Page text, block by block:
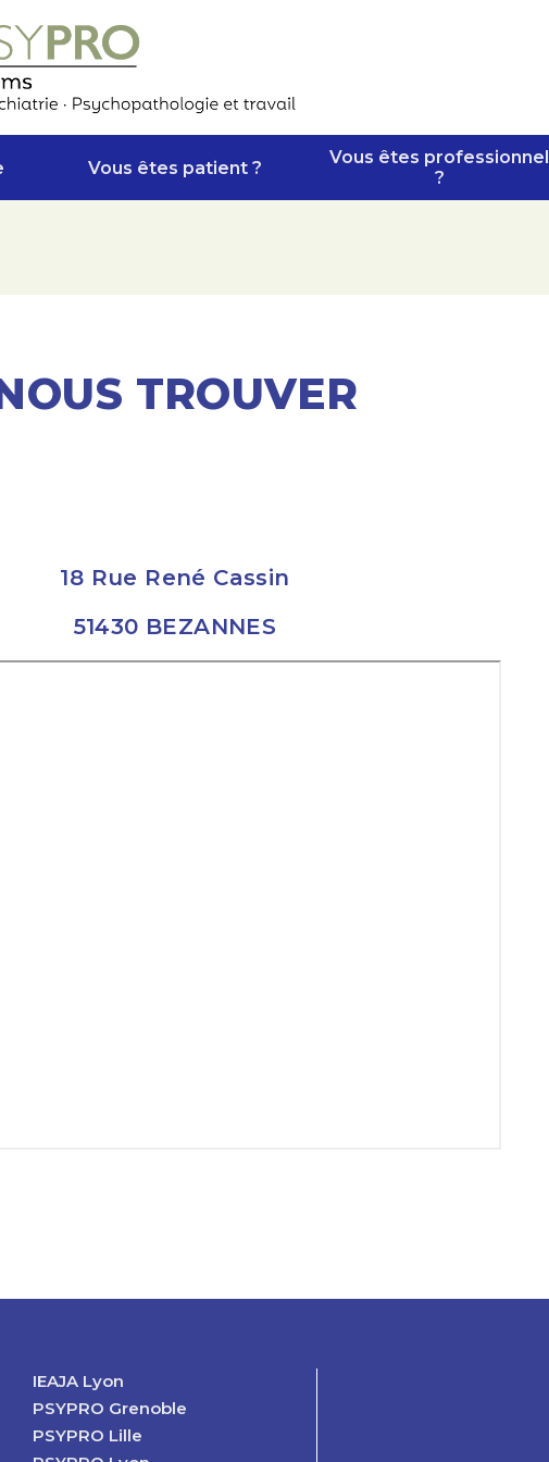
Vous êtes patient ?
Vous êtes professionnel
?
TROUVER
18 Rue René Cassin
51430 BEZANNES
IEAJA Lyon
PSYPRO Grenoble
PSYPRO Lille